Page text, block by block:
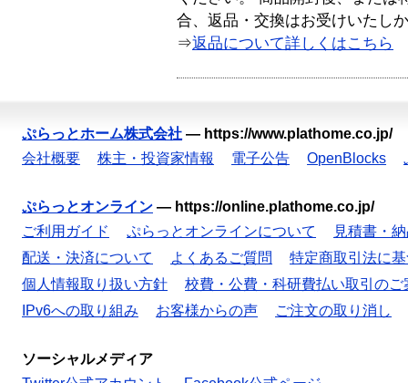
合、返品・交換はお受けいたし
⇒返品について詳しくはこちら
ぷらっとホーム株式会社 — https://www.plathome.co.jp/
会社概要
株主・投資家情報 電子公告 OpenBlocks
ぷらっとオンライン — https://online.plathome.co.jp/
ご利用ガイド
ぷらっとオンラインについて
見積書・
配送・決済について
よくあるご質問
特定商取引法に
個人情報取り扱い方針
校費・公費・科研費払い取引のご
IPv6への取り組み
お客様からの声 ご注文の取り消し
ソーシャルメディア